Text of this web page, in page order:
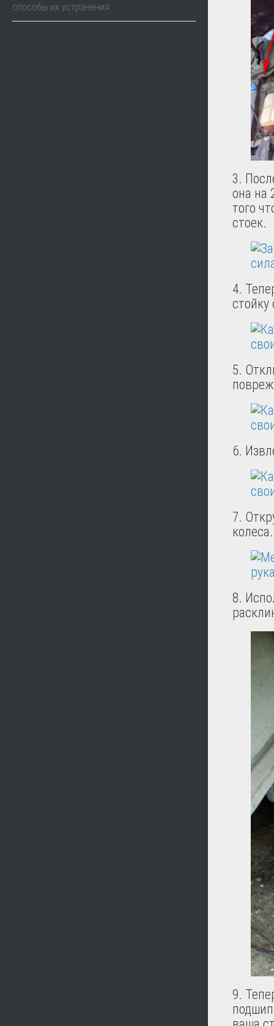
3.
она на
того
стоек.
4.
стойку
5.
6.
7.
колеса.
8.
9.
способы их устранения